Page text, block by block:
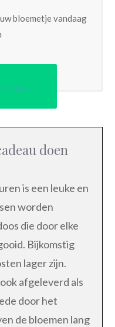
bloemetje vandaag
doen
is een leuke en
worden
die door elke
Bijkomstig
lager zijn.
afgeleverd als
door het
de bloemen lang